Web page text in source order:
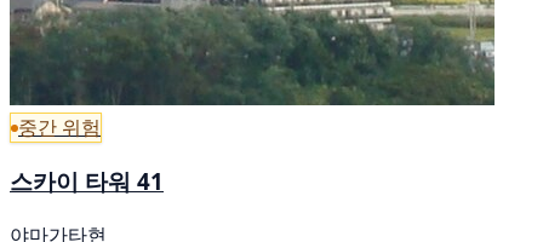
중간 위험
스카이 타워 41
야마가타현